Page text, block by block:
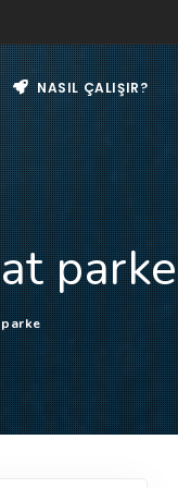
NASIL ÇALIŞIR?
parke